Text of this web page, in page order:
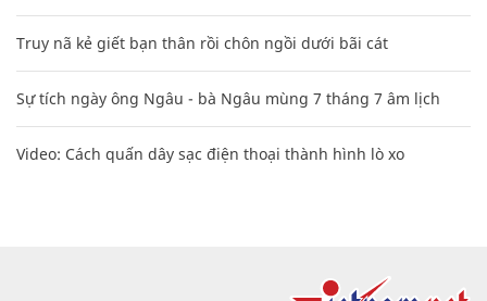
Truy nã kẻ giết bạn thân rồi chôn ngồi dưới bãi cát
Sự tích ngày ông Ngâu - bà Ngâu mùng 7 tháng 7 âm lịch
Video: Cách quấn dây sạc điện thoại thành hình lò xo